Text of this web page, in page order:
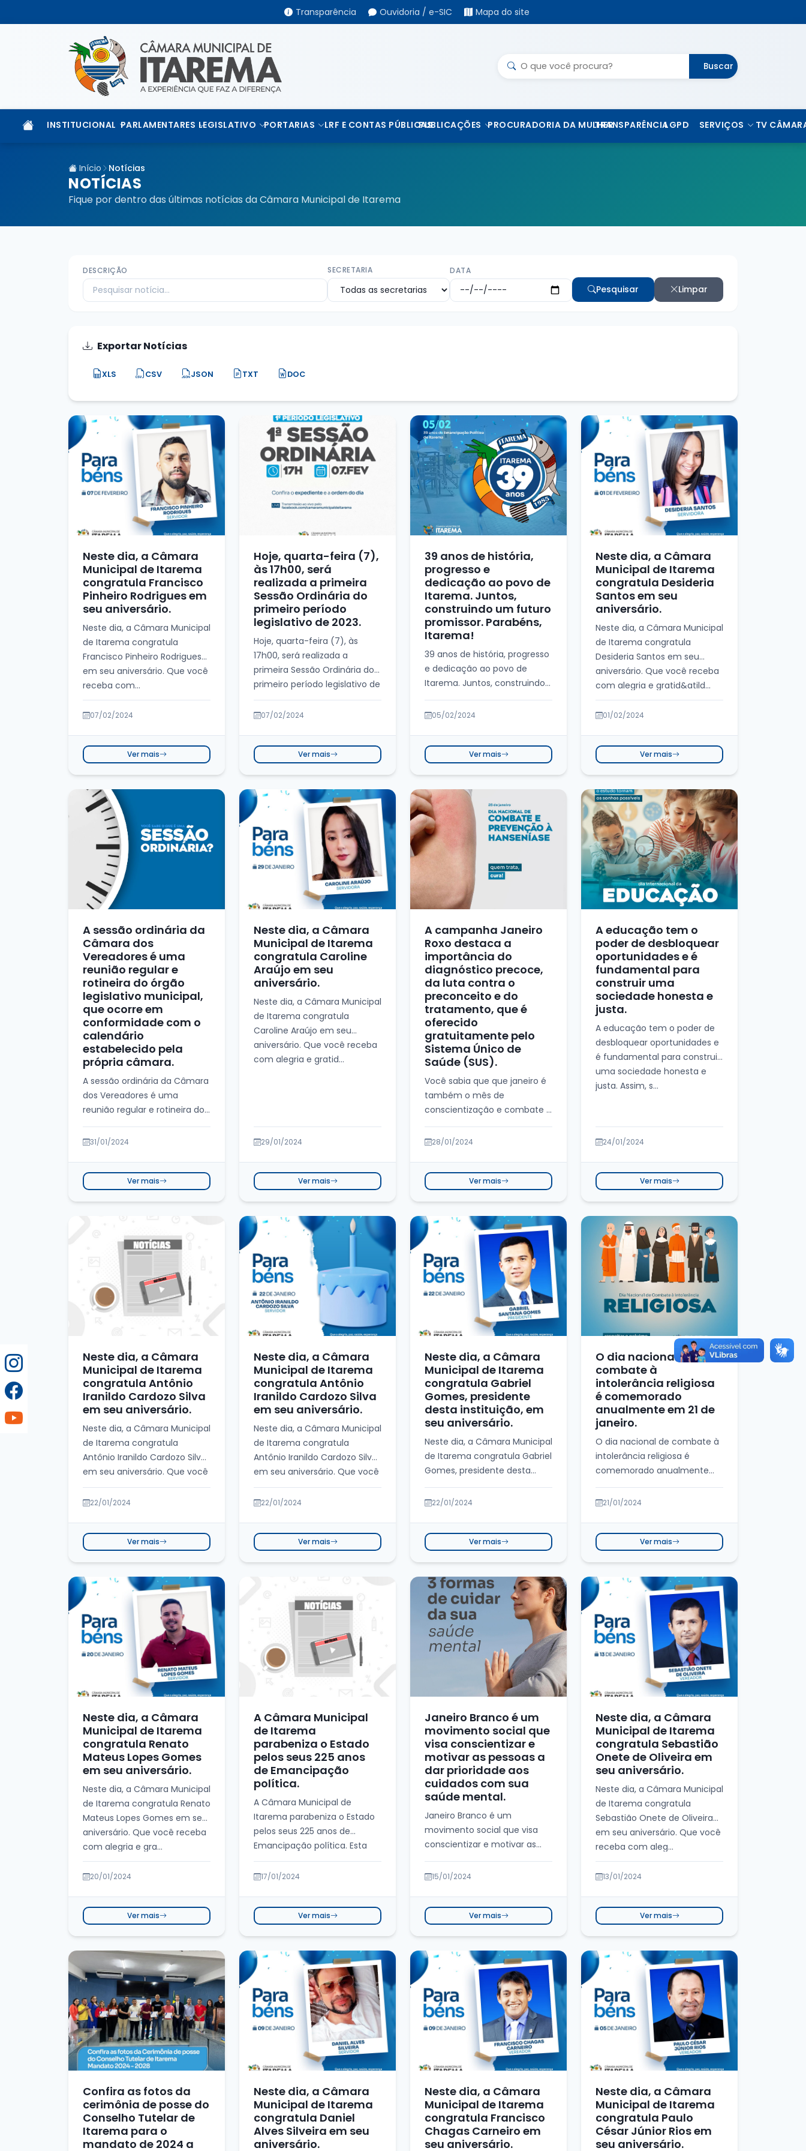
Transparência Ouvidoria / e-SIC Mapa do site
Buscar
INSTITUCIONAL PARLAMENTARES LEGISLATIVO PORTARIAS LRF E CONTAS PÚBLICASPUBLICAÇÕES PROCURADORIA DA MULHERTRANSPARÊNCIALGPD SERVIÇOS TV
Início Notícias
NOTÍCIAS
Fique por dentro das últimas notícias da Câmara Municipal de Itarema
DESCRIÇÃO SECRETARIA DATA
Pesquisar Limpar
Exportar Notícias
XLS CSV JSON TXT DOC
Neste dia, a Câmara
Municipal de Itarema
congratula Francisco
Pinheiro Rodrigues em
seu aniversário.
Neste dia, a Câmara Municipal
de Itarema congratula
Francisco Pinheiro Rodrigues
em seu aniversário. Que você
receba com...
07/02/2024
Ver mais
Hoje, quarta-feira (7),
às 17h00, será
realizada a primeira
Sessão Ordinária do
primeiro período
legislativo de 2023.
Hoje, quarta-feira (7), às
17h00, será realizada a
primeira Sessão Ordinária do
primeiro período legislativo de
2...
07/02/2024
Ver mais
39 anos de história,
progresso e
dedicação ao povo de
Itarema. Juntos,
construindo um futuro
promissor. Parabéns,
Itarema!
39 anos de história, progresso
e dedicação ao povo de
Itarema. Juntos, construindo
um futuro promissor.
Parabéns, Itare...
05/02/2024
Ver mais
Neste dia, a Câmara
Municipal de Itarema
congratula Desideria
Santos em seu
aniversário.
Neste dia, a Câmara Municipal
de Itarema congratula
Desideria Santos em seu
aniversário. Que você receba
com alegria e gratid&atild...
01/02/2024
Ver mais
A sessão ordinária da
Câmara dos
Vereadores é uma
reunião regular e
rotineira do órgão
legislativo municipal,
que ocorre em
conformidade com o
calendário
estabelecido pela
própria câmara.
A sessão ordinária da Câmara
dos Vereadores é uma
reunião regular e rotineira do
órgão legislati...
31/01/2024
Ver mais
Neste dia, a Câmara
Municipal de Itarema
congratula Caroline
Araújo em seu
aniversário.
Neste dia, a Câmara Municipal
de Itarema congratula
Caroline Araújo em seu
aniversário. Que você receba
com alegria e gratid...
29/01/2024
Ver mais
A campanha Janeiro
Roxo destaca a
importância do
diagnóstico precoce,
da luta contra o
preconceito e do
tratamento, que é
oferecido
gratuitamente pelo
Sistema Único de
Saúde (SUS).
Você sabia que que janeiro é
também o mês de
conscientização e combate à
hanseníase? A ca...
28/01/2024
Ver mais
A educação tem o
poder de desbloquear
oportunidades e é
fundamental para
construir uma
sociedade honesta e
justa.
A educação tem o poder de
desbloquear oportunidades e
é fundamental para construir
uma sociedade honesta e
justa. Assim, s...
24/01/2024
Ver mais
Neste dia, a Câmara
Municipal de Itarema
congratula Antônio
Iranildo Cardozo Silva
em seu aniversário.
Neste dia, a Câmara Municipal
de Itarema congratula
Antônio Iranildo Cardozo Silva
em seu aniversário. Que você
receba com al...
22/01/2024
Ver mais
Neste dia, a Câmara
Municipal de Itarema
congratula Antônio
Iranildo Cardozo Silva
em seu aniversário.
Neste dia, a Câmara Municipal
de Itarema congratula
Antônio Iranildo Cardozo Silva
em seu aniversário. Que você
receba com al...
22/01/2024
Ver mais
Neste dia, a Câmara
Municipal de Itarema
congratula Gabriel
Gomes, presidente
desta instituição, em
seu aniversário.
Neste dia, a Câmara Municipal
de Itarema congratula Gabriel
Gomes, presidente desta
instituição, em seu
aniversário. Que vo...
22/01/2024
Ver mais
O dia nacional de
combate à
intolerância religiosa
é comemorado
anualmente em 21 de
janeiro.
O dia nacional de combate à
intolerância religiosa é
comemorado anualmente
em 21 de janeiro. Esta data
destaca a urgê...
21/01/2024
Ver mais
Neste dia, a Câmara
Municipal de Itarema
congratula Renato
Mateus Lopes Gomes
em seu aniversário.
Neste dia, a Câmara Municipal
de Itarema congratula Renato
Mateus Lopes Gomes em seu
aniversário. Que você receba
com alegria e gra...
20/01/2024
Ver mais
A Câmara Municipal
de Itarema
parabeniza o Estado
pelos seus 225 anos
de Emancipação
política.
A Câmara Municipal de
Itarema parabeniza o Estado
pelos seus 225 anos de
Emancipação política. Esta
data celebra o moment...
17/01/2024
Ver mais
Janeiro Branco é um
movimento social que
visa conscientizar e
motivar as pessoas a
dar prioridade aos
cuidados com sua
saúde mental.
Janeiro Branco é um
movimento social que visa
conscientizar e motivar as
pessoas a dar prioridade aos
cuidados com sua saúde
15/01/2024
Ver mais
Neste dia, a Câmara
Municipal de Itarema
congratula Sebastião
Onete de Oliveira em
seu aniversário.
Neste dia, a Câmara Municipal
de Itarema congratula
Sebastião Onete de Oliveira
em seu aniversário. Que você
receba com aleg...
13/01/2024
Ver mais
Confira as fotos da
cerimônia de posse do
Conselho Tutelar de
Itarema para o
mandato de 2024 a
Neste dia, a Câmara
Municipal de Itarema
congratula Daniel
Alves Silveira em seu
aniversário.
Neste dia, a Câmara
Municipal de Itarema
congratula Francisco
Chagas Carneiro em
seu aniversário.
Neste dia, a Câmara
Municipal de Itarema
congratula Paulo
César Júnior Rios em
seu aniversário.